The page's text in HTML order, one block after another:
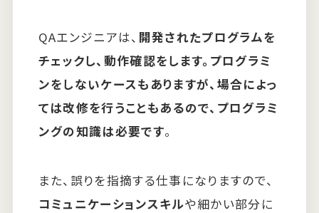
QAエンジニアは、 開発されたプログラムを
チェックし、動作確認をします。プログラミ
ンをしないケースもありますが、場合によっ
ては改修を行うこともあるので、プログラミ
ングの知識は必要です。
また、誤りを指摘する仕事になりますので、
コミュニケーションスキルや細かい部分に